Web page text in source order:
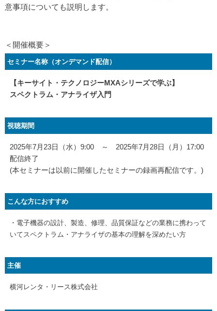
意事項についても説明します。
＜開催概要＞
セミナー名称（オンデマンド配信）
【キーサイト・テクノロジーMXAシリーズで学ぶ】
スペクトラム・アナライザ入門
視聴期間
2025年7月23日（水）9:00 ～ 2025年7月28日（月）17:00
配信終了
(本セミナーは以前に開催したセミナーの録画再配信です。)
こんな方におすすめ
・電子機器の設計、製造、修理、品質保証などの業務に携わって
いてスペクトラム・アナライザの基本の理解を深めたい方
主催
横河レンタ・リース株式会社